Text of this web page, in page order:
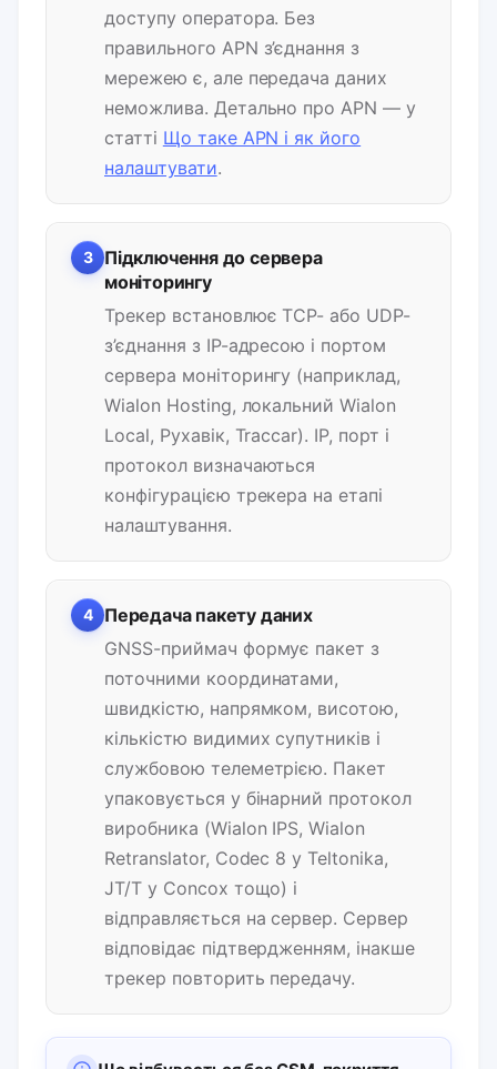
доступу оператора. Без
правильного APN з’єднання з
мережею є, але передача даних
неможлива. Детально про APN — у
статті Що таке APN і як його
налаштувати.
3
Підключення до сервера
моніторингу
Трекер встановлює TCP- або UDP-
з’єднання з IP-адресою і портом
сервера моніторингу (наприклад,
Wialon Hosting, локальний Wialon
Local, Рухавік, Traccar). IP, порт і
протокол визначаються
конфігурацією трекера на етапі
налаштування.
4
Передача пакету даних
GNSS-приймач формує пакет з
поточними координатами,
швидкістю, напрямком, висотою,
кількістю видимих супутників і
службовою телеметрією. Пакет
упаковується у бінарний протокол
виробника (Wialon IPS, Wialon
Retranslator, Codec 8 у Teltonika,
JT/T у Concox тощо) і
відправляється на сервер. Сервер
відповідає підтвердженням, інакше
трекер повторить передачу.